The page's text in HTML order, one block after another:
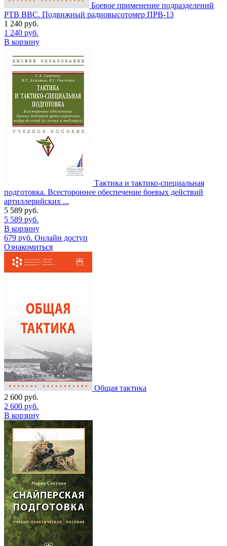
Боевое применение подразделений
РТВ ВВС. Подвижный радиовысотомер ПРВ-13
1 240 руб.
1 240 руб.
В корзину
Тактика и тактико-специальная
подготовка. Всестороннее обеспечение боевых действий
артиллерийских ...
5 589 руб.
5 589 руб.
В корзину
679 руб. Онлайн доступ
Ознакомиться
Общая тактика
2 600 руб.
2 600 руб.
В корзину